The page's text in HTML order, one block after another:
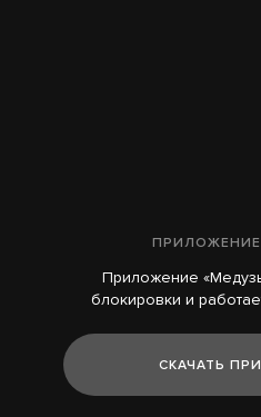
ПРИЛОЖЕНИЕ
Приложение
блокировки и
СКАЧАТЬ